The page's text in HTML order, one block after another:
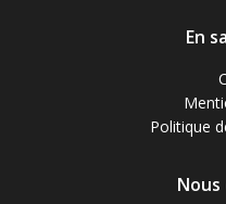
En
Politique